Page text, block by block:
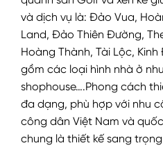
và dịch vụ là: Đảo Vua,
Land, Đảo Thiên Đường,
Hoàng Thành, Tài Lộc,
gồm các loại hình nhà ở
shophouse….Phong cách
đa dạng, phù hợp với nhu
công dân Việt Nam và
chung là thiết kế sang